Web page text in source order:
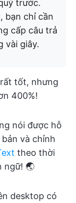
trước.
bạn chỉ cần
cấp câu trả
vài giây.
tốt, nhưng
400%!
nói được hỗ
và chỉnh
theo thời
ngữ! 🌏
desktop có